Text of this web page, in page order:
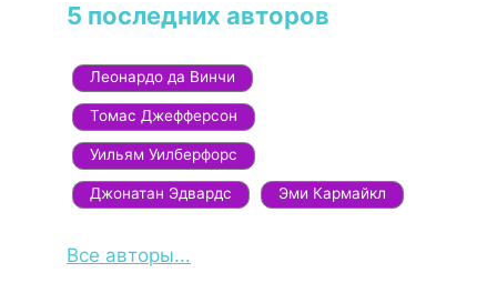
5 последних авторов
Леонардо да Винчи
Томас Джефферсон
Уильям Уилберфорс
Джонатан Эдвардс Эми Кармайкл
Все авторы...